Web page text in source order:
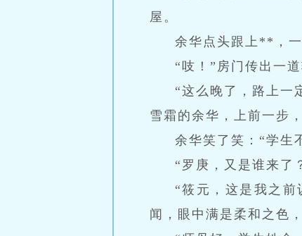
屋。
余华点头跟上**，一
“吱！”房门传出一
“这么晚了，路上一
雪霜的余华，上前一步
余华笑了笑：“学
“罗庚，又是谁来了
“筱元，这是我之
闻，眼中满是柔和之色